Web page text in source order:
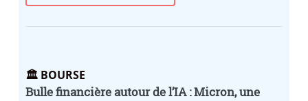
🏛️ BOURSE
Bulle financière autour de l’IA : Micron, une